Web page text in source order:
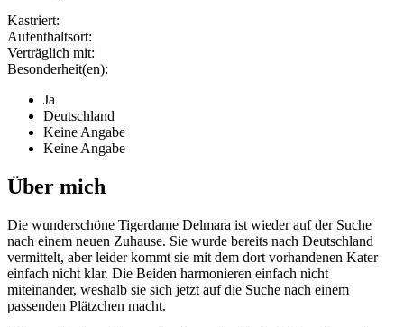
Kastriert:
Aufenthaltsort:
Verträglich mit:
Besonderheit(en):
Ja
Deutschland
Keine Angabe
Keine Angabe
Über mich
Die wunderschöne Tigerdame Delmara ist wieder auf der Suche
nach einem neuen Zuhause. Sie wurde bereits nach Deutschland
vermittelt, aber leider kommt sie mit dem dort vorhandenen Kater
einfach nicht klar. Die Beiden harmonieren einfach nicht
miteinander, weshalb sie sich jetzt auf die Suche nach einem
passenden Plätzchen macht.